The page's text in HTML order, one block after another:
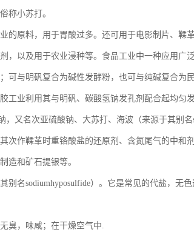
称小苏打。
的原料，用于胃酸过多。还可用于电影制片、鞣
，以及用于农业浸种等。食品工业中一种应用广
可与明矾复合为碱性发酵粉，也可与纯碱复合为
工业利用其与明矾、碳酸氢钠发孔剂配合起均匀
，又名次亚硫酸钠、大苏打、海波（来源于其别名
次作鞣革时重铬酸盐的还原剂、含氮尾气的中和
造和矿石提银等。
别名sodiumhyposulfide）。它是常见的代盐，无
臭，味咸；在干燥空气中.